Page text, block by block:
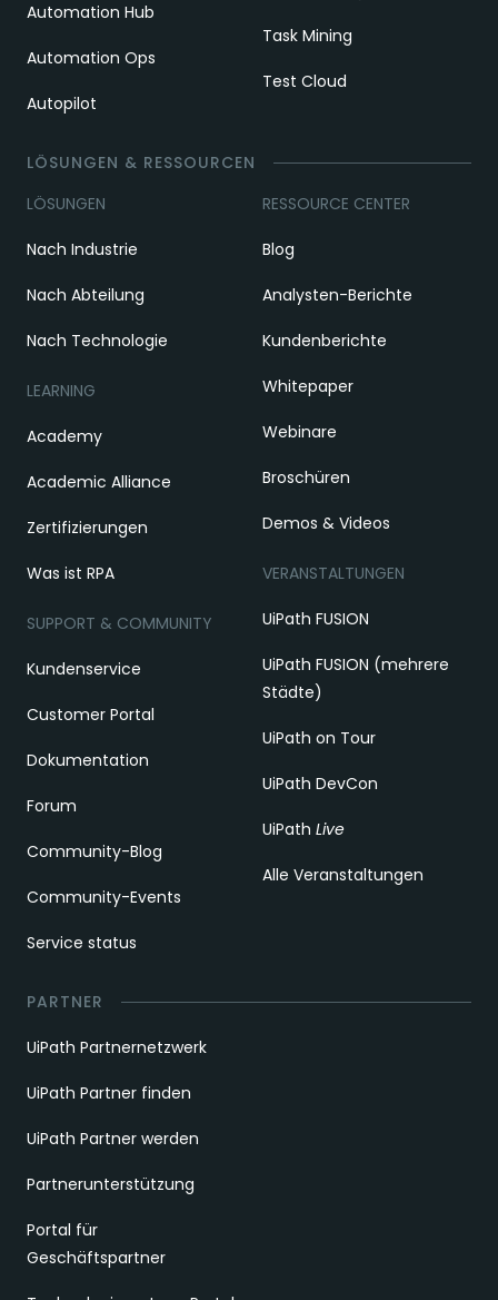
Automation Hub
Automation Ops
Autopilot
Task Mining
Test Cloud
LÖSUNGEN & RESSOURCEN
LÖSUNGEN
Nach Industrie
Nach Abteilung
Nach Technologie
LEARNING
Academy
Academic Alliance
Zertifizierungen
Was ist RPA
SUPPORT & COMMUNITY
Kundenservice
Customer Portal
Dokumentation
Forum
Community-Blog
Community-Events
Service status
RESSOURCE CENTER
Blog
Analysten-Berichte
Kundenberichte
Whitepaper
Webinare
Broschüren
Demos & Videos
VERANSTALTUNGEN
UiPath FUSION
UiPath FUSION (mehrere
Städte)
UiPath on Tour
UiPath DevCon
UiPath Live
Alle Veranstaltungen
PARTNER
UiPath Partnernetzwerk
UiPath Partner finden
UiPath Partner werden
Partnerunterstützung
Portal für
Geschäftspartner